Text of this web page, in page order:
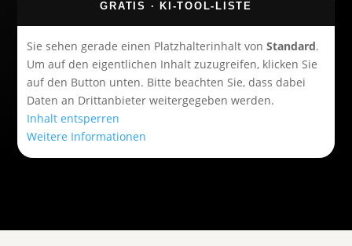
GRATIS · KI-TOOL-LISTE
Sie sehen gerade einen Platzhalterinhalt von Standard.
Um auf den eigentlichen Inhalt zuzugreifen, klicken Sie
auf den Button unten. Bitte beachten Sie, dass dabei
Daten an Drittanbieter weitergegeben werden.
Inhalt entsperren
Weitere Informationen